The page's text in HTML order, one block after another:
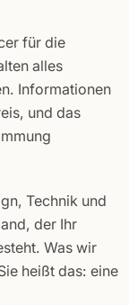
für die
alles
Informationen
und das
Technik und
der Ihr
Was wir
heißt das: eine